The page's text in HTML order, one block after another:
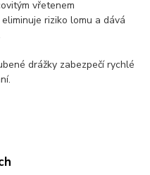
vřetenem
riziko lomu a dává
drážky zabezpečí rychlé